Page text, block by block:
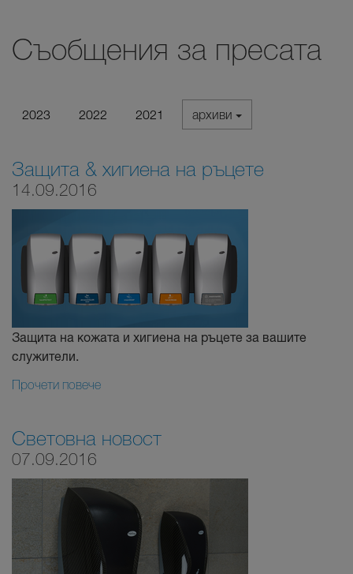
Съобщения за пресата
2023 2022 2021 архиви
Защита & хигиена на ръцете
14.09.2016
Защита на кожата и хигиена на ръцете за вашите
служители.
Прочети повече
Световна новост
07.09.2016